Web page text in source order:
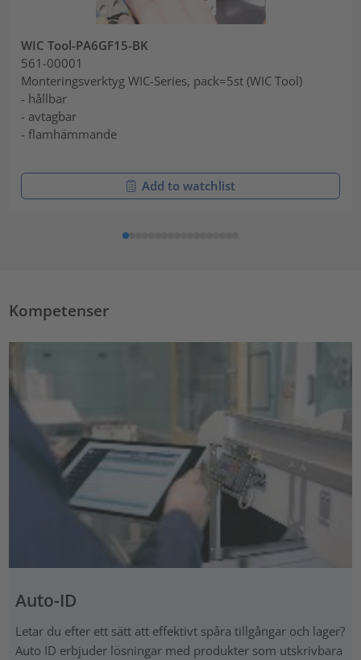
WIC Tool-PA6GF15-BK
561-00001
Monteringsverktyg WIC-Series, pack=5st (WIC Tool)
- hållbar
- avtagbar
- flamhämmande
Add to watchlist
Kompetenser
Auto-ID
Letar du efter ett sätt att effektivt spåra tillgångar och lager?
Auto ID erbjuder lösningar med produkter som utskrivbara